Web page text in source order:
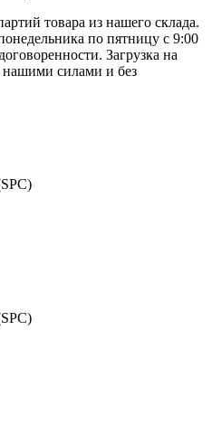
товара из нашего склада.
по пятницу с 9:00
Загрузка на
нашими силами и без